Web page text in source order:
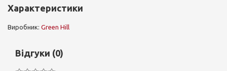
Характеристики
Виробник: Green Hill
Відгуки (0)